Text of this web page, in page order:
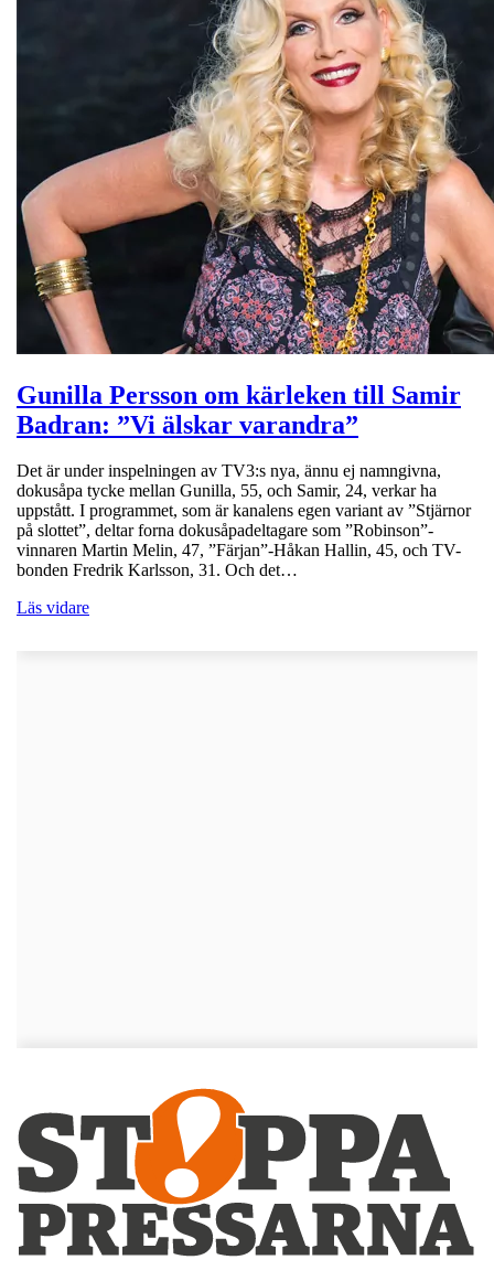
Gunilla Persson om kärleken till Samir
Badran: ”Vi älskar varandra”
Det är under inspelningen av TV3:s nya, ännu ej namngivna,
dokusåpa tycke mellan Gunilla, 55, och Samir, 24, verkar ha
uppstått. I programmet, som är kanalens egen variant av ”Stjärnor
på slottet”, deltar forna dokusåpadeltagare som ”Robinson”-
vinnaren Martin Melin, 47, ”Färjan”-Håkan Hallin, 45, och TV-
bonden Fredrik Karlsson, 31. Och det…
Läs vidare